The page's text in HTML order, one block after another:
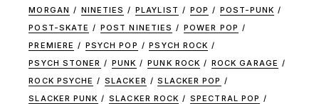
MORGAN NINETIES PLAYLIST POP
POST-PUNK
POST-SKATE
POST NINETIES
POWER POP
PREMIERE
PSYCH POP
PSYCH ROCK
PSYCH STONER
PUNK PUNK ROCK
ROCK GARAGE
ROCK PSYCHE
SLACKER
SLACKER POP
SLACKER PUNK
SLACKER ROCK
SPECTRAL POP